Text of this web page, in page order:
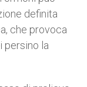
definita
che provoca
persino la